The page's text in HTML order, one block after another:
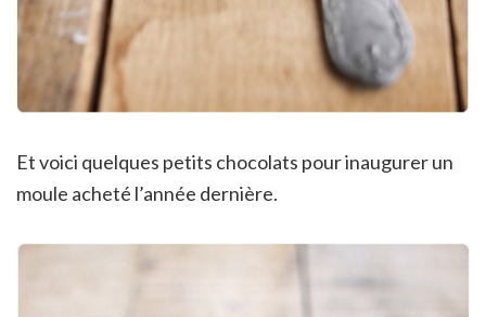
Et voici quelques petits chocolats pour inaugurer un
moule acheté l’année dernière.